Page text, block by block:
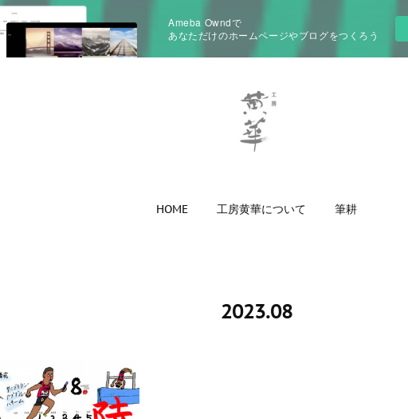
Ameba Owndで
あなただけのホームページやブログをつくろう
HOME 工房黄華について 筆耕
2023.08